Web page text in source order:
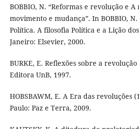
BOBBIO, N. “Reformas e revolução e
movimento e mudança”. In BOBBIO,
Política. A filosofia Política e a Lição
Janeiro: Elsevier, 2000.
BURKE, E. Reflexões sobre a
Editora UnB, 1997.
HOBSBAWM, E. A Era das revoluções
Paulo: Paz e Terra, 2009.